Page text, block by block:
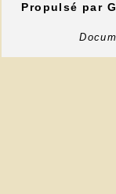
Propulsé par